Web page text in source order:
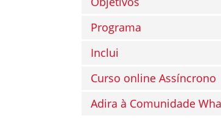
Programa
Inclui
Curso online Assíncrono
Adira à Comunidade